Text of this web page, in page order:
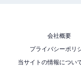
会社概要
プライバシーポリ
当サイトの情報につい